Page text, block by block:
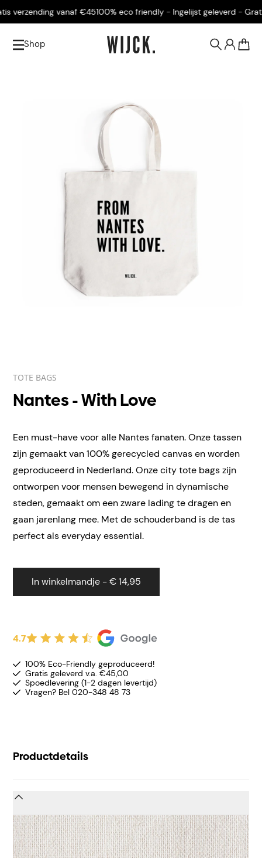
vanaf €45100% eco friendly - Ingelijst geleverd - Gratis
Shop
TOTE BAGS
Nantes - With Love
Een must-have voor alle Nantes fanaten. Onze tassen
zijn gemaakt van 100% gerecycled canvas en worden
geproduceerd in Nederland. Onze city tote bags zijn
ontworpen voor mensen bewegend in dynamische
steden, gemaakt om een zware lading te dragen en
gaan jarenlang mee. Met de schouderband is de tas
perfect als everyday essential.
In winkelmandje - € 14,95
4.7
100% Eco-Friendly geproduceerd!
Gratis geleverd v.a. €45,00
Spoedlevering (1-2 dagen levertijd)
Vragen? Bel 020-348 48 73
Productdetails